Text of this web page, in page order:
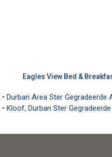
Eagles View Bed &
• Durban Area Ster Gegradeerde
• Kloof, Durban Ster